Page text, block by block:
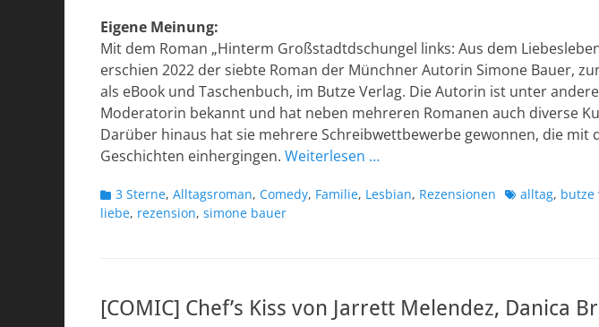
Eigene Meinung:
Mit dem Roman „Hinterm Großstadtdschungel links: Aus dem
erschien 2022 der siebte Roman der Münchner Autorin Simone Bauer,
als eBook und Taschenbuch, im Butze Verlag. Die Autorin ist unter
Moderatorin bekannt und hat neben mehreren Romanen auch diverse
Darüber hinaus hat sie mehrere Schreibwettbewerbe gewonnen, die
Geschichten einhergingen. Weiterlesen …
Kategorien
3 Sterne, Alltagsroman, Comedy, Familie, Lesbian, Rezensionen Schlagworte
alltag, butze
liebe, rezension, simone bauer
[COMIC] Chef’s Kiss von Jarrett Melendez, Danica